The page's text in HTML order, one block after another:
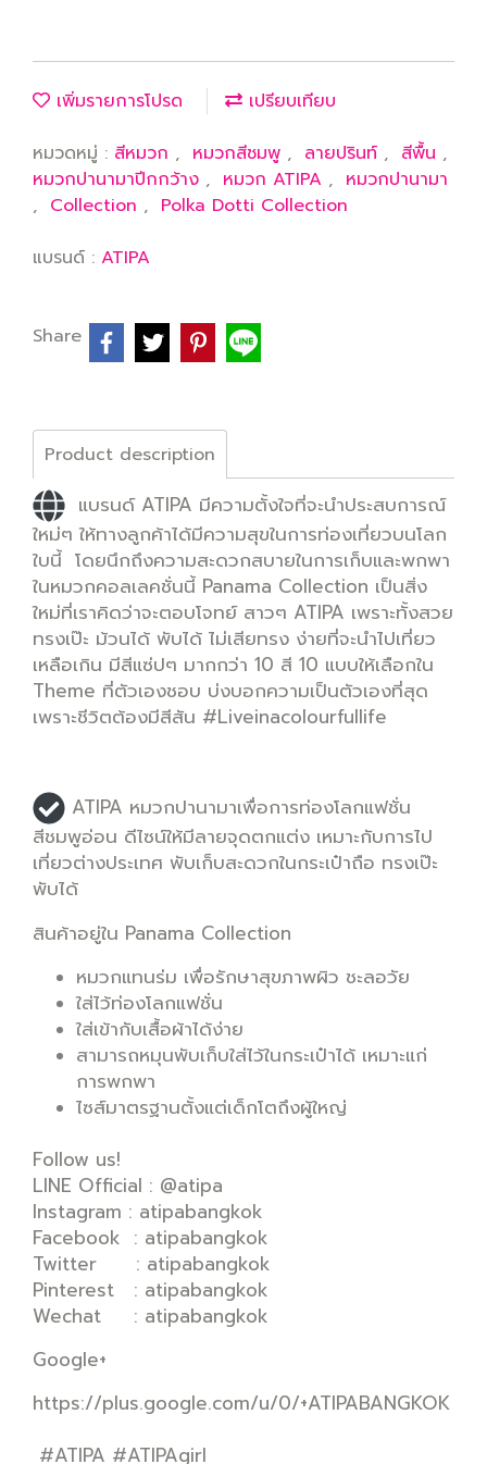
เพิ่มรายการโปรด
เปรียบเทียบ
หมวดหมู่ : สีหมวก , หมวกสีชมพู , ลายปรินท์ , สีพื้น ,
หมวกปานามาปีกกว้าง , หมวก ATIPA , หมวกปานามา
, Collection , Polka Dotti Collection
แบรนด์ : ATIPA
Share
Product description
แบรนด์ ATIPA มีความตั้งใจที่จะนำประสบการณ์
ใหม่ๆ ให้ทางลูกค้าได้มีความสุขในการท่องเที่ยวบนโลก
ใบนี้ โดยนึกถึงความสะดวกสบายในการเก็บและพกพา
ในหมวกคอลเลคชั่นนี้ Panama Collection เป็นสิ่ง
ใหม่ที่เราคิดว่าจะตอบโจทย์ สาวๆ ATIPA เพราะทั้งสวย
ทรงเป๊ะ ม้วนได้ พับได้ ไม่เสียทรง ง่ายที่จะนำไปเที่ยว
เหลือเกิน มีสีแซ่ปๆ มากกว่า 10 สี 10 แบบให้เลือกใน
Theme ที่ตัวเองชอบ บ่งบอกความเป็นตัวเองที่สุด
เพราะชีวิตต้องมีสีสัน #Liveinacolourfullife
ATIPA หมวกปานามาเพื่อการท่องโลกแฟชั่น
สีชมพูอ่อน ดีไซน์ให้มีลายจุดตกแต่ง เหมาะกับการไป
เที่ยวต่างประเทศ พับเก็บสะดวกในกระเป๋าถือ ทรงเป๊ะ
พับได้
สินค้าอยู่ใน Panama Collection
หมวกแทนร่ม เพื่อรักษาสุขภาพผิว ชะลอวัย
ใส่ไว้ท่องโลกแฟชั่น
ใส่เข้ากับเสื้อผ้าได้ง่าย
สามารถหมุนพับเก็บใส่ไว้ในกระเป๋าได้ เหมาะแก่
การพกพา
ไซส์มาตรฐานตั้งแต่เด็กโตถึงผู้ใหญ่
Follow us!
LINE Official : @atipa
Instagram : atipabangkok
Facebook : atipabangkok
Twitter : atipabangkok
Pinterest : atipabangkok
Wechat : atipabangkok
Google+
https://plus.google.com/u/0/+ATIPABANGKOK
#ATIPA #ATIPAgirl